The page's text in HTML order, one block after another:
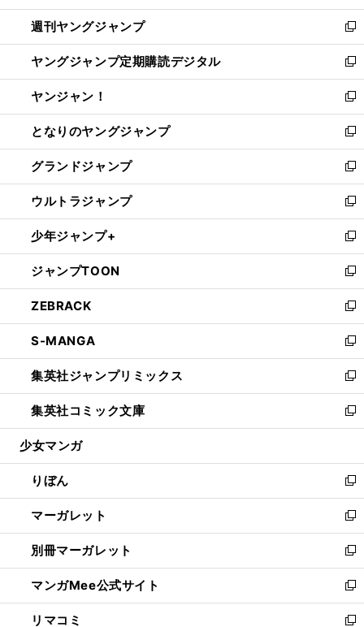
開
く
ウ
で
開
く
ン
ド
ウ
で
開
く
ウ
ィ
ン
ド
ウ
で
開
く
週刊ヤングジャンプ
新
し
い
ウ
ィ
ン
ド
ウ
で
開
く
ヤングジャンプ定期購読デジタル
新
し
い
ウ
ィ
ン
ド
ウ
で
開
く
ヤンジャン！
新
し
い
ウ
ィ
ン
ド
ウ
で
開
く
となりのヤングジャンプ
新
し
い
ウ
ィ
ン
ド
ウ
で
開
く
グランドジャンプ
新
し
い
ウ
ィ
ン
ド
ウ
で
開
く
ウルトラジャンプ
新
し
い
ウ
ィ
ン
ド
ウ
で
開
く
少年ジャンプ+
新
し
い
ウ
ィ
ン
ド
ウ
で
開
く
ジャンプTOON
新
し
い
ウ
ィ
ン
ド
ウ
で
開
ZEBRACK
新
し
い
ウ
ィ
ン
ド
ウ
開
く
S-MANGA
新
し
い
ウ
ィ
ン
ウ
で
開
く
集英社ジャンプリミックス
新
し
い
ウ
ン
ド
ウ
で
開
く
集英社コミック文庫
新
し
ウ
ィ
ン
ド
ウ
で
開
く
少女マンガ
りぼん
新
し
い
ウ
ィ
ン
ド
ウ
で
マーガレット
新
し
い
ウ
ィ
ン
ド
別冊マーガレット
新
し
い
ウ
ィ
マンガMee公式サイト
新
し
い
リマコミ 新